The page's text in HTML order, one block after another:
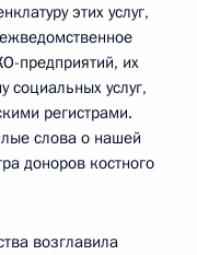
этих услуг,
предприятий, их
социальных услуг,
регистрами.
слова о нашей
доноров костного
возглавила